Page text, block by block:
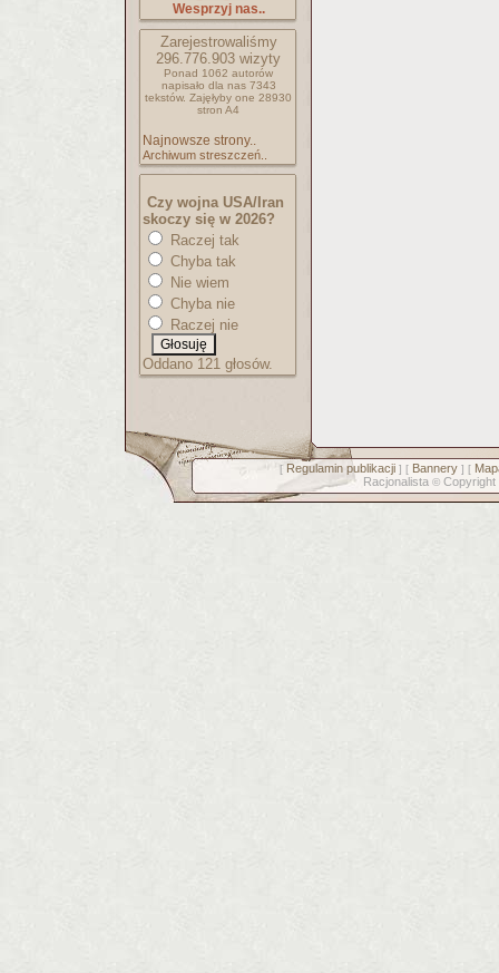
Wesprzyj nas..
Zarejestrowaliśmy
296.776.903 wizyty
Ponad 1062 autorów
napisało dla nas 7343
tekstów. Zajęłyby one 28930
stron A4
Najnowsze strony..
Archiwum streszczeń..
Czy wojna USA/Iran
skoczy się w 2026?
Raczej tak
Chyba tak
Nie wiem
Chyba nie
Raczej nie
Oddano 121 głosów.
[ Regulamin publikacji] [ Bannery] [
Racjonalista © Copyright